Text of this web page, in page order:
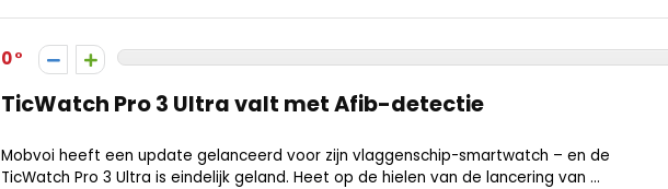
0
​TicWatch Pro 3 Ultra valt met Afib-detectie
Mobvoi heeft een update gelanceerd voor zijn vlaggenschip-smartwatch – en de
TicWatch Pro 3 Ultra is eindelijk geland. Heet op de hielen van de lancering van ...